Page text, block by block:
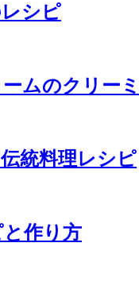
シピ
ムのクリー
統料理レシピ
作り方